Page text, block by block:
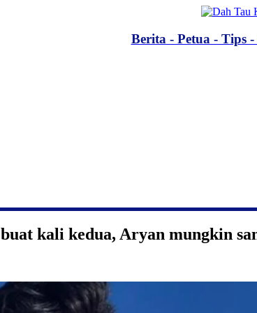
Berita - Petua - Tips
kali kedua, Aryan mungkin